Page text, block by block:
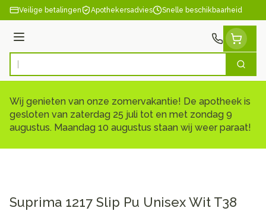
Ga naar de inhoud
Veilige betalingen Apothekersadvies Snelle beschikbaarheid
Menu
Product, merk, categorie... Zoek
Wij genieten van onze zomervakantie! De apotheek is
gesloten van zaterdag 25 juli tot en met zondag 9
augustus. Maandag 10 augustus staan wij weer paraat!
Suprima 1217 Slip Pu Unisex Wit T38